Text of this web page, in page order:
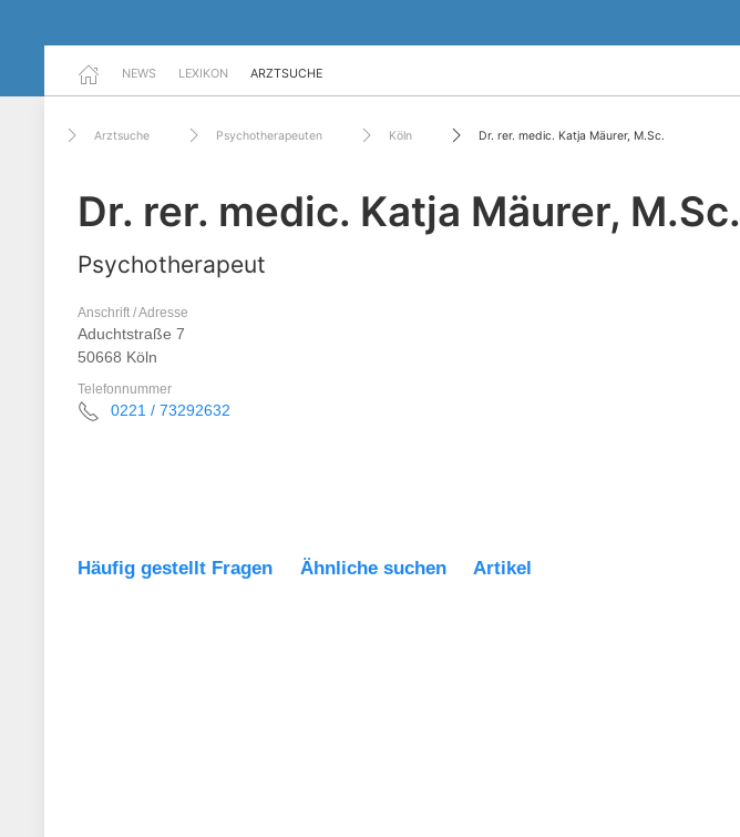
NEWS LEXIKON ARZTSUCHE
Arztsuche Psychotherapeuten Köln Dr. rer. medic. Katja Mäurer, M.Sc.
Dr. rer. medic. Katja Mäurer, M.Sc.
Psychotherapeut
Anschrift / Adresse
Aduchtstraße 7
50668 Köln
Telefonnummer
0221 / 73292632
Häufig gestellt Fragen Ähnliche suchen Artikel